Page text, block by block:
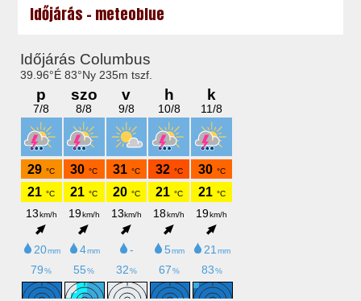
Időjárás - meteoblue